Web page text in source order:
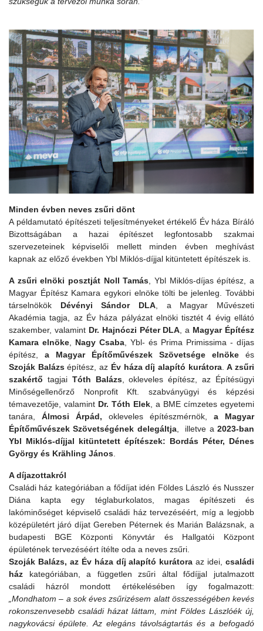
Minden évben neves zsűri dönt
A példamutató építészeti teljesítményeket értékelő Év háza Bíráló
Bizottságában a hazai építészet legfontosabb szakmai
szervezeteinek képviselői mellett minden évben meghívást
kapnak az előző években Ybl Miklós-díjjal kitüntetett építészek is.
A zsűri elnöki posztját Noll Tamás , Ybl Miklós-díjas építész, a
Magyar Építész Kamara egykori elnöke tölti be jelenleg. További
társelnökök Dévényi Sándor DLA , a Magyar Művészeti
Akadémia tagja, az Év háza pályázat elnöki tisztét 4 évig ellátó
szakember, valamint Dr. Hajnóczi Péter DLA , a Magyar Építész
Kamara elnöke
Nagy Csaba , Ybl- és Prima Primissima - díjas
építész, a Magyar Építőművészek Szövetsége elnöke és
Szoják Balázsépítész, az Év háza díj alapító kurátora.A zsűri
szakértő tagjai Tóth Balázs, okleveles építész, az Építésügyi
Minőségellenőrző Nonprofit Kft. szabványügyi és képzési
témavezetője, valamint Dr. Tóth Elek , a BME címzetes egyetemi
tanára, Álmosi Árpád, okleveles építészmérnök, a Magyar
Építőművészek Szövetségének delegáltja, illetve a2023-ban
Ybl Miklós-díjjal kitüntetett építészek: Bordás Péter, Dénes
György és Krähling János
A díjazottakról
Családi ház kategóriában a fődíjat idén Földes László és Nusszer
Diána kapta egy téglaburkolatos, magas építészeti és
lakóminőséget képviselő családi ház tervezéséért, míg a legjobb
középületért járó díjat Gereben Péternek és Marián Balázsnak, a
budapesti BGE Központi Könyvtár és Hallgatói Központ
épületének tervezéséért ítélte oda a neves zsűri.
Szoják Balázs, az Év háza díj alapító kurátora az idei,családi
ház kategóriában, a független zsűri által fődíjjal jutalmazott
családi házról mondott értékelésében így fogalmazott:
„Mondhatom – a sok éves zsűrizésem alatt összességében kevés
rokonszenvesebb családi házat láttam, mint Földes Lászlóék új,
nagykovácsi épülete. Az elegáns távolságtartás és a befogadó